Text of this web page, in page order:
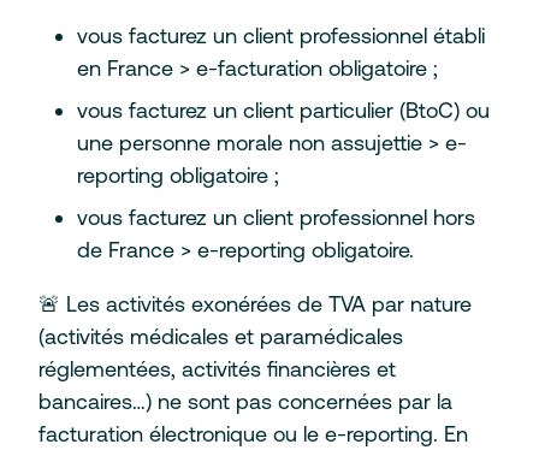
vous facturez un client professionnel établi
en France > e-facturation obligatoire ;
vous facturez un client particulier (BtoC) ou
une personne morale non assujettie > e-
reporting obligatoire ;
vous facturez un client professionnel hors
de France > e-reporting obligatoire.
🚨 Les activités exonérées de TVA par nature
(activités médicales et paramédicales
réglementées, activités financières et
bancaires…) ne sont pas concernées par la
facturation électronique ou le e-reporting. En